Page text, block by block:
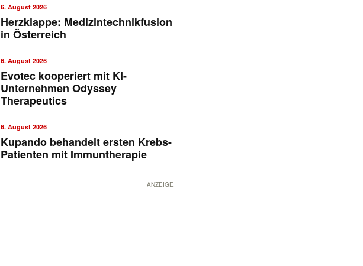
6. August 2026
Herzklappe: Medizintechnikfusion
in Österreich
6. August 2026
Evotec kooperiert mit KI-
Unternehmen Odyssey
Therapeutics
6. August 2026
Kupando behandelt ersten Krebs-
Patienten mit Immuntherapie
ANZEIGE